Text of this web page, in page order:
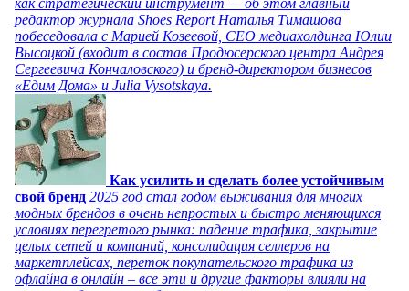
редактор журнала Shoes Report Наталья Тимашова
побеседовала с Марией Козеевой, СЕО медиахолдинга Юлии
Высоцкой (входит в состав Продюсерского центра Андрея
Сергеевича Кончаловского) и бренд-директором бизнесов
«Едим Дома» и Julia Vysotskaya.
Как усилить и сделать более устойчивым
свой бренд 2025 год стал годом выживания для многих
модных брендов в очень непростых и быстро меняющихся
условиях перегретого рынка: падение трафика, закрытие
целых сетей и компаний, консолидация селлеров на
маркетплейсах, переток покупательского трафика из
офлайна в онлайн – все эти и другие факторы влияли на